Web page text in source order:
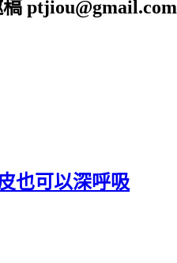
ptjiou@gmail.com
也可以深呼吸